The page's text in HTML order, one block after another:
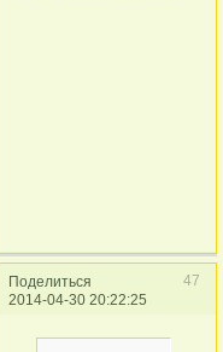
Поделиться
47
2014-04-30 20:22:25